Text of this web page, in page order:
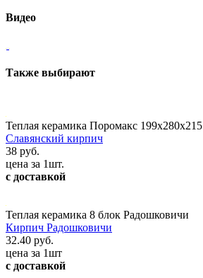
Видео
Также выбирают
Теплая керамика Поромакс 199х280х215
Славянский кирпич
38 руб.
цена за 1шт.
с доставкой
Теплая керамика 8 блок Радошковичи
Кирпич Радошковичи
32.40 руб.
цена за 1шт
с доставкой